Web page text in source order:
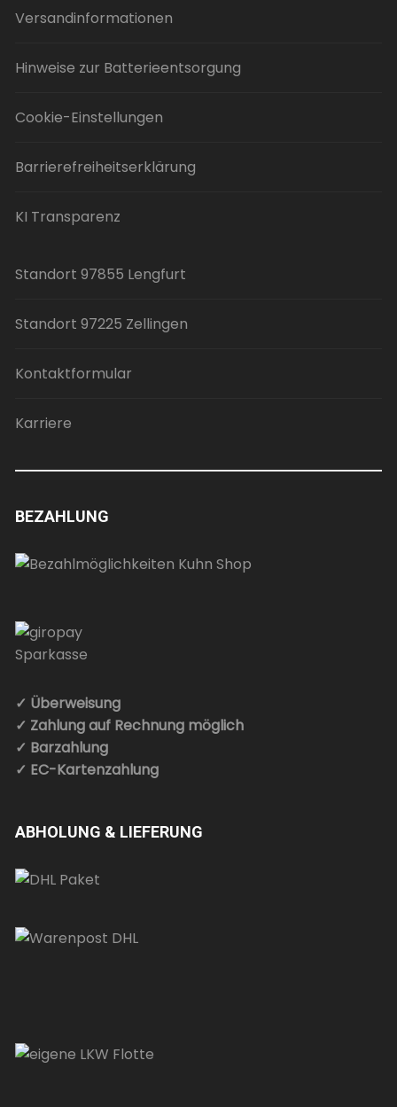
Versandinformationen
Hinweise zur Batterieentsorgung
Cookie-Einstellungen
Barrierefreiheitserklärung
KI Transparenz
Standort 97855 Lengfurt
Standort 97225 Zellingen
Kontaktformular
Karriere
BEZAHLUNG
✓ Überweisung
✓ Zahlung auf Rechnung möglich
✓ Barzahlung
✓ EC-Kartenzahlung
ABHOLUNG & LIEFERUNG